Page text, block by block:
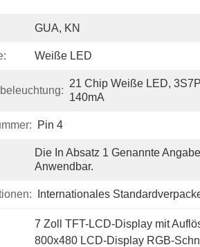
GUA, KN
Weiße LED
21 Chip Weiße LED,
140mA
Pin 4
Die In Absatz 1 Genannte
Anwendbar.
Internationales
7 Zoll TFT-LCD-Display mit
800x480 LCD-Display RGB-